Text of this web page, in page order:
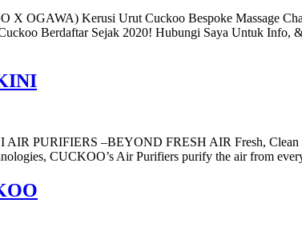
Kerusi Urut Cuckoo Bespoke Massage
Berdaftar Sejak 2020! Hubungi Saya Untuk Info,
PURIFIERS –BEYOND FRESH AIR Fresh, Clean
CUCKOO’s Air Purifiers purify the air from